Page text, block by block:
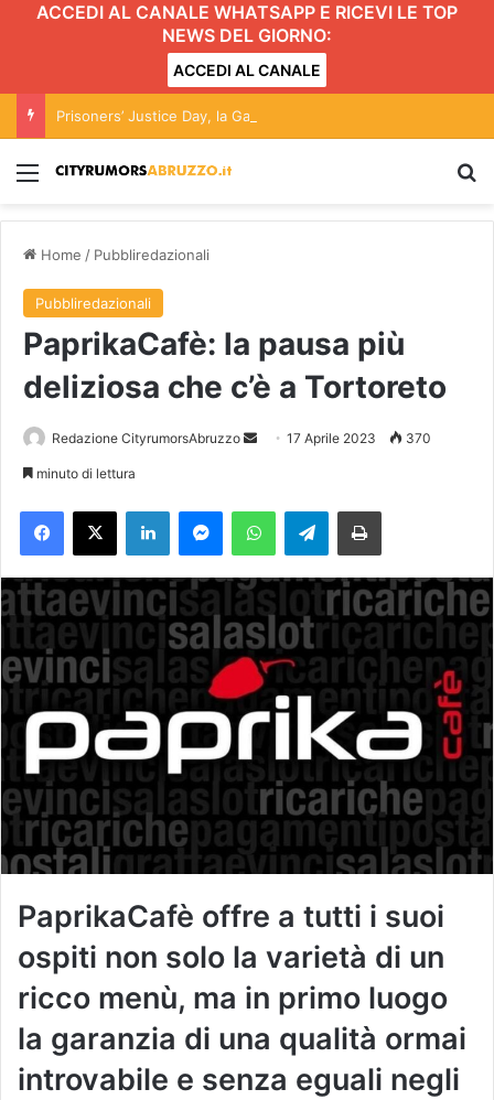
ACCEDI AL CANALE WHATSAPP E RICEVI LE TOP
NEWS DEL GIORNO:
ACCEDI AL CANALE
Menu
Home / Pubbliredazionali
Pubbliredazionali
PaprikaCafè: la pausa più
deliziosa che c’è a Tortoreto
Redazione CityrumorsAbruzzo
a
'
e
m
17 Aprile 2023 370
minuto di lettura
Telegram
PaprikaCafè offre a tutti i suoi
ospiti non solo la varietà di un
ricco menù, ma in primo luogo
la garanzia di una qualità ormai
introvabile e senza eguali negli